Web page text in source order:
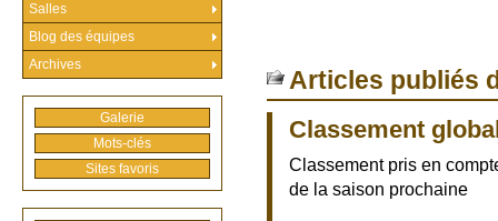
Articles publiés
Classement
Classement pris en
de la saison prochaine
Salles
Blog des équipes
Archives
Galerie
Mots-clés
Sites favoris